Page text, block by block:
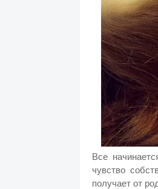
Все
чувство
получает от